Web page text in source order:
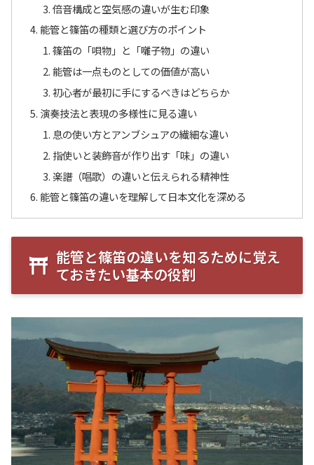
倍音構成と空気感の違いが生む印象
能管と篠笛の種類と選び方のポイント
篠笛の「唄物」と「囃子物」の違い
能管は一点ものとしての価値が高い
初心者が最初に手にするべきはどちらか
演奏技法と表現の多様性に見る違い
息の使い方とアンブシュアの繊細な違い
指使いと装飾音が作り出す「味」の違い
楽譜（唱歌）の違いと伝えられる精神性
能管と篠笛の違いを理解して日本文化を深める
能管と篠笛の違いを知るために覚え
ておきたい基本の役割